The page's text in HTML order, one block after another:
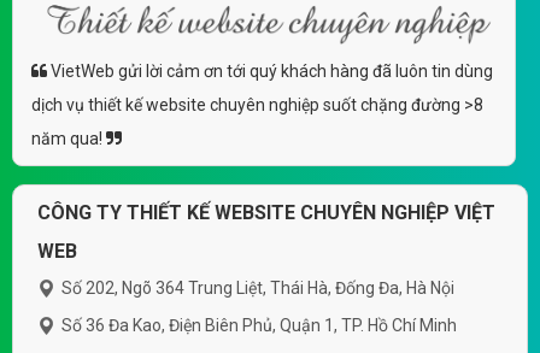
VietWeb gửi lời cảm ơn tới quý khách hàng đã luôn tin dùng
dịch vụ thiết kế website chuyên nghiệp suốt chặng đường >8
năm qua!
CÔNG TY THIẾT KẾ WEBSITE CHUYÊN NGHIỆP VIỆT
WEB
Số 202, Ngõ 364 Trung Liệt, Thái Hà, Đống Đa, Hà Nội
Số 36 Đa Kao, Điện Biên Phủ, Quận 1, TP. Hồ Chí Minh